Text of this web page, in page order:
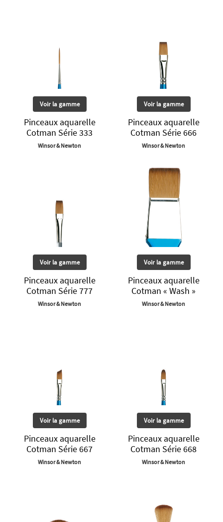
Voir la gamme
Pinceaux aquarelle
Cotman Série 333
Winsor & Newton
Voir la gamme
Pinceaux aquarelle
Cotman Série 666
Winsor & Newton
Voir la gamme
Pinceaux aquarelle
Cotman Série 777
Winsor & Newton
Voir la gamme
Pinceaux aquarelle
Cotman « Wash »
Winsor & Newton
Voir la gamme
Pinceaux aquarelle
Cotman Série 667
Winsor & Newton
Voir la gamme
Pinceaux aquarelle
Cotman Série 668
Winsor & Newton